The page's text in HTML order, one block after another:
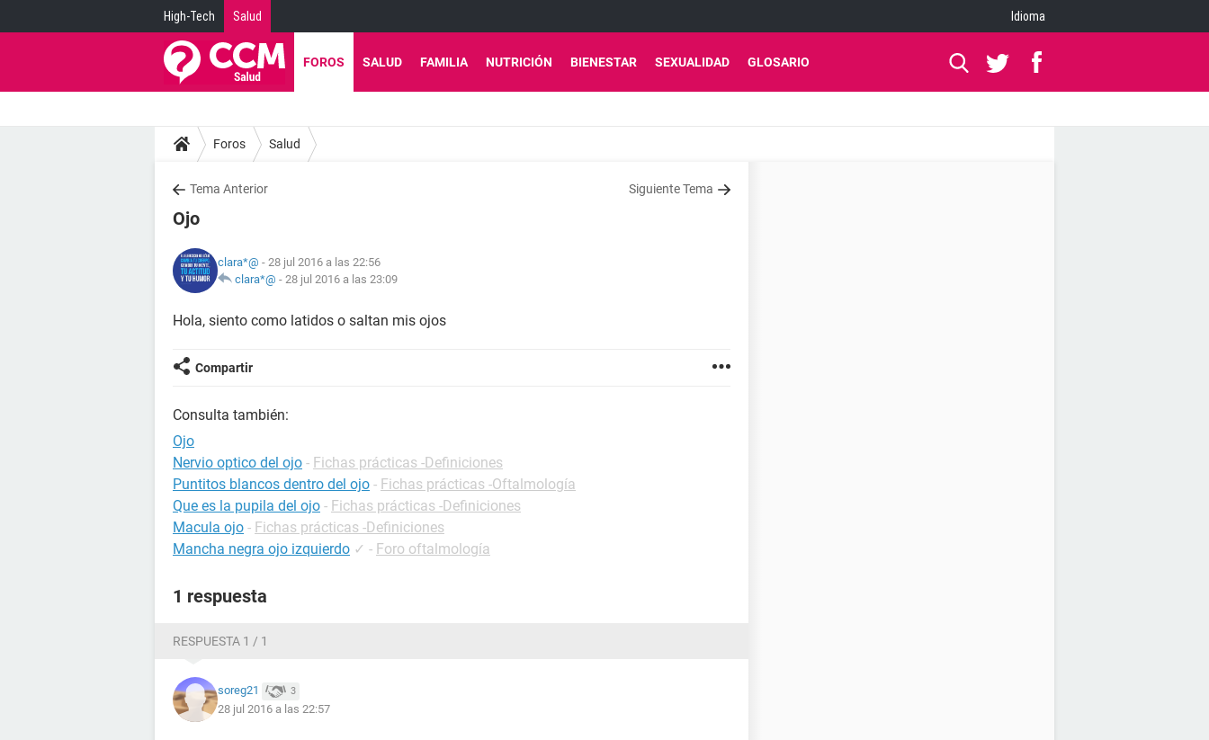
High-Tech Salud Idioma
FOROS SALUD FAMILIA NUTRICIÓN BIENESTAR SEXUALIDAD GLOSARIO
Foros Salud
Tema Anterior Siguiente Tema
Ojo
clara*@ - 28 jul 2016 a las 22:56
clara*@ - 28 jul 2016 a las 23:09
Hola, siento como latidos o saltan mis ojos
Compartir
Consulta también:
Ojo
Nervio optico del ojo - Fichas prácticas -Definiciones
Puntitos blancos dentro del ojo - Fichas prácticas -Oftalmología
Que es la pupila del ojo - Fichas prácticas -Definiciones
Macula ojo - Fichas prácticas -Definiciones
Mancha negra ojo izquierdo ✓ - Foro oftalmología
1 respuesta
RESPUESTA 1 / 1
soreg21 3
28 jul 2016 a las 22:57